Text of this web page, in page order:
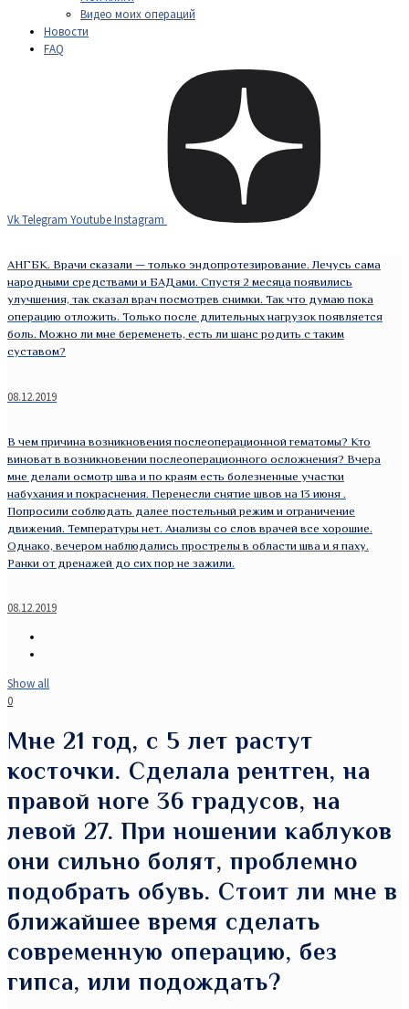
Видео моих операций
Новости
FAQ
VkTelegram YoutubeInstagram
АНГБК. Врачи сказали — только эндопротезирование. Лечусь сама
народными средствами и БАДами. Спустя 2 месяца появились
улучшения, так сказал врач посмотрев снимки. Так что думаю пока
операцию отложить. Только после длительных нагрузок появляется
боль. Можно ли мне беременеть, есть ли шанс родить с таким
суставом?
08.12.2019
В чем причина возникновения послеоперационной гематомы? Кто
виноват в возникновении послеоперационного осложнения? Вчера
мне делали осмотр шва и по краям есть болезненные участки
набухания и покраснения. Перенесли снятие швов на 13 июня .
Попросили соблюдать далее постельный режим и ограничение
движений. Температуры нет. Анализы со слов врачей все хорошие.
Однако, вечером наблюдались прострелы в области шва и я паху.
Ранки от дренажей до сих пор не зажили.
08.12.2019
Show all
0
Мне 21 год, с 5 лет растут
косточки. Сделала рентген, на
правой ноге 36 градусов, на
левой 27. При ношении каблуков
они сильно болят, проблемно
подобрать обувь. Стоит ли мне в
ближайшее время сделать
современную операцию, без
гипса, или подождать?